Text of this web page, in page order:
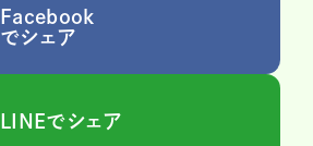
Facebook
でシェア
LINEでシェア